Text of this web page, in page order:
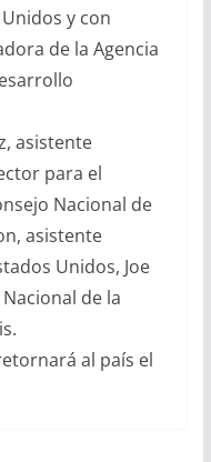
y con
de la Agencia
asistente
para el
Nacional de
asistente
Unidos, Joe
de la
al país el